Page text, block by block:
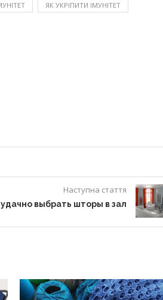
ЯК УКРІПИТИ ІМУНІТЕТ
Наступна стаття
удачно выбрать шторы в зал